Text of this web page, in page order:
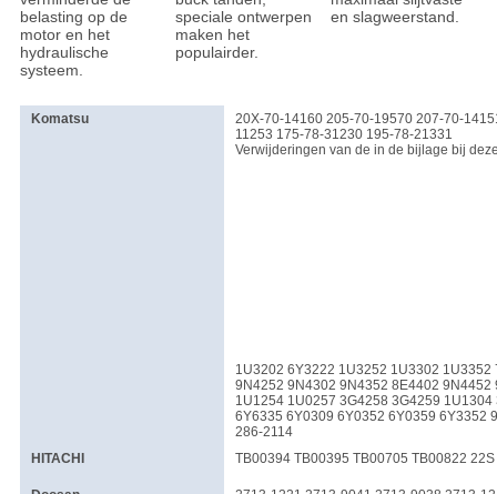
belasting op de
motor en het
hydraulische
systeem.
speciale ontwerpen
maken het
populairder.
en slagweerstand.
Komatsu
20X-70-14160 205-70-19570 207-70-
11253 175-78-31230 195-78-21331
Verwijderingen van de in de bijlage bij
1U3202 6Y3222 1U3252 1U3302
9N4252 9N4302 9N4352 8E4402 9N4452
1U1254 1U0257 3G4258 3G4259
6Y6335 6Y0309 6Y0352 6Y0359 6Y3352
286-2114
HITACHI
TB00394 TB00395 TB00705 TB00822